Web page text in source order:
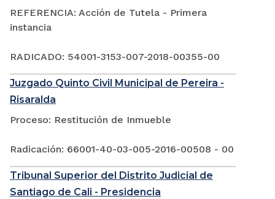
REFERENCIA: Acción de Tutela - Primera
instancia
RADICADO: 54001-3153-007-2018-00355-00
Juzgado Quinto Civil Municipal de Pereira -
Risaralda
Proceso: Restitución de Inmueble
Radicación: 66001-40-03-005-2016-00508 - 00
Tribunal Superior del Distrito Judicial de
Santiago de Cali - Presidencia